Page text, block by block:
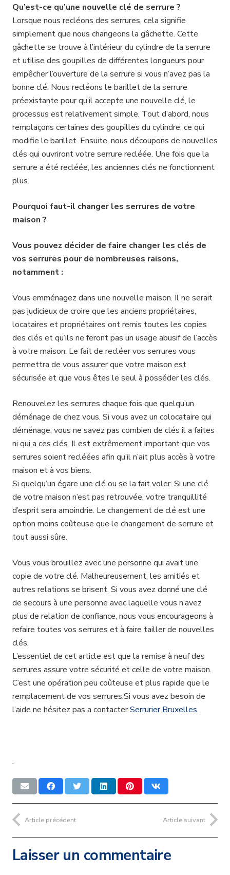
Qu’est-ce qu’une nouvelle clé de serrure ?
Lorsque nous recléons des serrures, cela signifie
simplement que nous changeons la gâchette. Cette
gâchette se trouve à l’intérieur du cylindre de la serrure
et utilise des goupilles de différentes longueurs pour
empêcher l’ouverture de la serrure si vous n’avez pas la
bonne clé. Nous recléons le barillet de la serrure
préexistante pour qu’il accepte une nouvelle clé, le
processus est relativement simple. Tout d’abord, nous
remplaçons certaines des goupilles du cylindre, ce qui
modifie le barillet. Ensuite, nous découpons de nouvelles
clés qui ouvriront votre serrure recléée. Une fois que la
serrure a été recléée, les anciennes clés ne fonctionnent
plus.
Pourquoi faut-il changer les serrures de votre
maison ?
Vous pouvez décider de faire changer les clés de
vos serrures pour de nombreuses raisons,
notamment :
Vous emménagez dans une nouvelle maison. Il ne serait
pas judicieux de croire que les anciens propriétaires,
locataires et propriétaires ont remis toutes les copies
des clés et qu’ils ne feront pas un usage abusif de l’accès
à votre maison. Le fait de recléer vos serrures vous
permettra de vous assurer que votre maison est
sécurisée et que vous êtes le seul à posséder les clés.
Renouvelez les serrures chaque fois que quelqu’un
déménage de chez vous. Si vous avez un colocataire qui
déménage, vous ne savez pas combien de clés il a faites
ni qui a ces clés. Il est extrêmement important que vos
serrures soient recléées afin qu’il n’ait plus accès à votre
maison et à vos biens.
Si quelqu’un égare une clé ou se la fait voler. Si une clé
de votre maison n’est pas retrouvée, votre tranquillité
d’esprit sera amoindrie. Le changement de clé est une
option moins coûteuse que le changement de serrure et
tout aussi sûre.
Vous vous brouillez avec une personne qui avait une
copie de votre clé. Malheureusement, les amitiés et
autres relations se brisent. Si vous avez donné une clé
de secours à une personne avec laquelle vous n’avez
plus de relation de confiance, nous vous encourageons à
refaire toutes vos serrures et à faire tailler de nouvelles
clés.
L’essentiel de cet article est que la remise à neuf des
serrures assure votre sécurité et celle de votre maison.
C’est une opération peu coûteuse et plus rapide que le
remplacement de vos serrures.Si vous avez besoin de
l’aide ne hésitez pas a contacterSerrurier Bruxelles.
.
Article précédent Article suivant
Laisser un commentaire